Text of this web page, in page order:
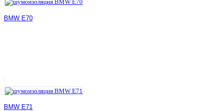
BMW E70
BMW E71